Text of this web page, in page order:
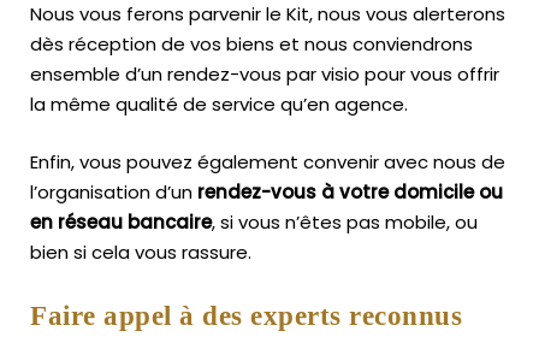
Nous vous ferons parvenir le Kit, nous vous alerterons
dès réception de vos biens et nous conviendrons
ensemble d’un rendez-vous par visio pour vous offrir
la même qualité de service qu’en agence.
Enfin, vous pouvez également convenir avec nous de
l’organisation d’un rendez-vous à votre domicile ou
en réseau bancaire, si vous n’êtes pas mobile, ou
bien si cela vous rassure.
Faire appel à des experts reconnus